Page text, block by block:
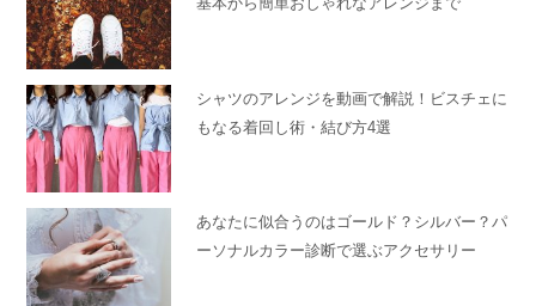
シャツのアレンジを動画で解説！ビスチェに
もなる着回し術・結び方4選
あなたに似合うのはゴールド？シルバー？パ
ーソナルカラー診断で選ぶアクセサリー